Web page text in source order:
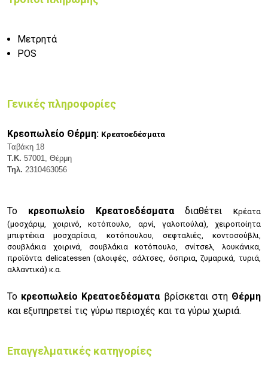
Μετρητά
POS
Γενικές πληροφορίες
Κρεοπωλείο Θέρμη: Κρεατοεδέσματα
Ταβάκη 18
Τ.Κ. 57001, Θέρμη
Τηλ. 2310463056
Το κρεοπωλείο Κρεατοεδέσματαδιαθέτει κρέατα
(μοσχάριμ, χοιρινό, κοτόπουλο, αρνί, γαλοπούλα), χειροποίητα
μπιφτέκια μοσχαρίσια, κοτόπουλου, σεφταλιές, κοντοσούβλι,
σουβλάκια χοιρινά, σουβλάκια κοτόπουλο, σνίτσελ, λουκάνικα,
προϊόντα delicatessen (αλοιφές, σάλτσες, όσπρια, ζυμαρικά, τυριά,
αλλαντικά) κ.α.
Το κρεοπωλείο Κρεατοεδέσματαβρίσκεται στη Θέρμη
και εξυπηρετεί τις γύρω περιοχές και τα γύρω χωριά.
Επαγγελματικές κατηγορίες